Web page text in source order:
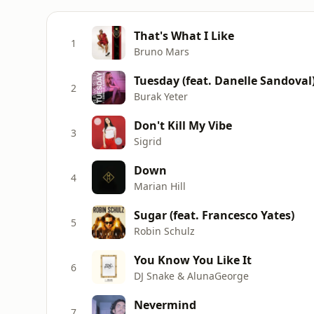
1 That's What I Like
Bruno Mars
2 Tuesday (feat. Danelle
Burak Yeter
3 Don't Kill My Vibe
Sigrid
4 Down
Marian Hill
5 Sugar (feat. Francesco Yates)
Robin Schulz
6 You Know You Like It
DJ Snake & AlunaGeorge
Nevermind